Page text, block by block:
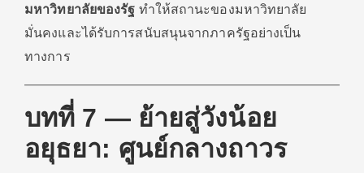
มหาวิทยาลัยของรัฐ ทำให้สถานะของมหาวิทยาลัย
มั่นคงและได้รับการสนับสนุนจากภาครัฐอย่างเป็น
ทางการ
บทที่ 7 — ย้ายสู่วังน้อย
อยุธยา: ศูนย์กลางถาวร